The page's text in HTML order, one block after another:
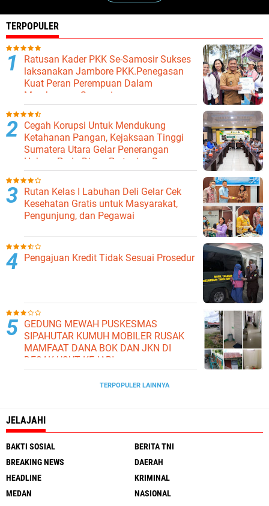
TERPOPULER
Ratusan Kader PKK Se-Samosir Sukses
laksanakan Jambore PKK.Penegasan
Kuat Peran Perempuan Dalam
Membangun Samosir.
Cegah Korupsi Untuk Mendukung
Ketahanan Pangan, Kejaksaan Tinggi
Sumatera Utara Gelar Penerangan
Hukum Pada Dinas Pertanian Dan
Ketahanan Pangan
Rutan Kelas I Labuhan Deli Gelar Cek
Kesehatan Gratis untuk Masyarakat,
Pengunjung, dan Pegawai
Pengajuan Kredit Tidak Sesuai Prosedur
GEDUNG MEWAH PUSKESMAS
SIPAHUTAR KUMUH MOBILER RUSAK
MAMFAAT DANA BOK DAN JKN DI
DESAK USUT KEJARI
TERPOPULER LAINNYA
JELAJAHI
BAKTI SOSIAL
BERITA TNI
BREAKING NEWS
DAERAH
HEADLINE
KRIMINAL
MEDAN
NASIONAL